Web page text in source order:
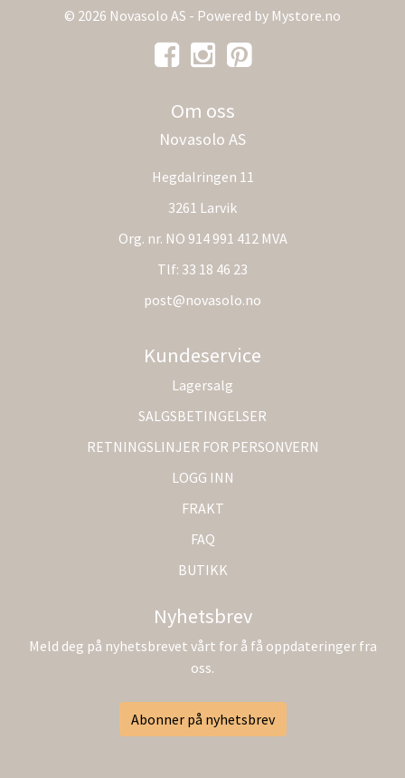
© 2026 Novasolo AS - Powered by Mystore.no
Om oss
Novasolo AS
Hegdalringen 11
3261 Larvik
Org. nr. NO 914 991 412 MVA
Tlf: 33 18 46 23
post@novasolo.no
Kundeservice
Lagersalg
SALGSBETINGELSER
RETNINGSLINJER FOR PERSONVERN
LOGG INN
FRAKT
FAQ
BUTIKK
Nyhetsbrev
Meld deg på nyhetsbrevet vårt for å få oppdateringer fra
oss.
Abonner på nyhetsbrev